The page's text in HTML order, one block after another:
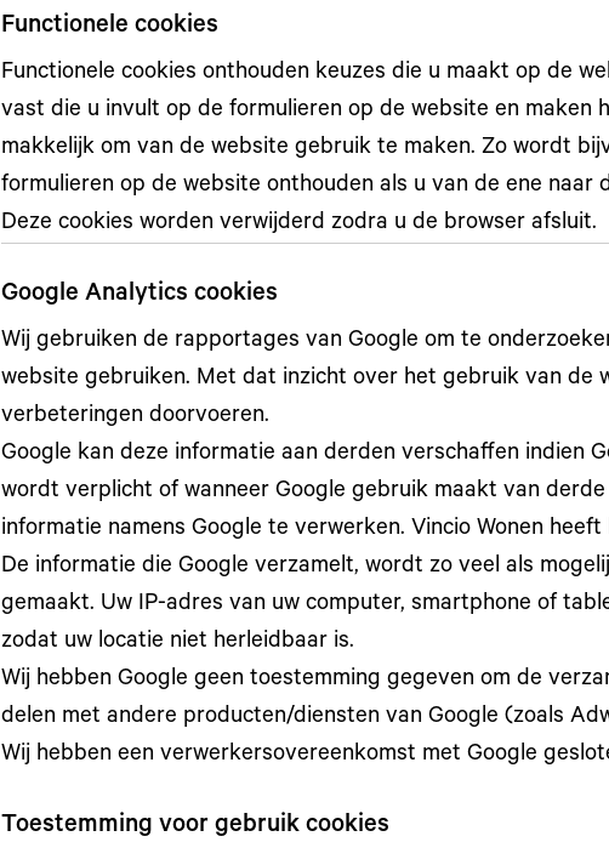
Functionele cookies
Functionele cookies onthouden keuzes die u maakt op de
vast die u invult op de formulieren op de website en maken
makkelijk om van de website gebruik te maken. Zo wordt
formulieren op de website onthouden als u van de ene naar
Deze cookies worden verwijderd zodra u de browser afsluit.
Google Analytics cookies
Wij gebruiken de rapportages van Google om te
website gebruiken. Met dat inzicht over het gebruik van de
verbeteringen doorvoeren.
Google kan deze informatie aan derden verschaffen indien
wordt verplicht of wanneer Google gebruik maakt van
informatie namens Google te verwerken. Vincio Wonen
De informatie die Google verzamelt, wordt zo veel als
gemaakt. Uw IP-adres van uw computer, smartphone of
zodat uw locatie niet herleidbaar is.
Wij hebben Google geen toestemming gegeven om de
delen met andere producten/diensten van Google (zoals
Wij hebben een verwerkersovereenkomst met Google
Toestemming voor gebruik cookies